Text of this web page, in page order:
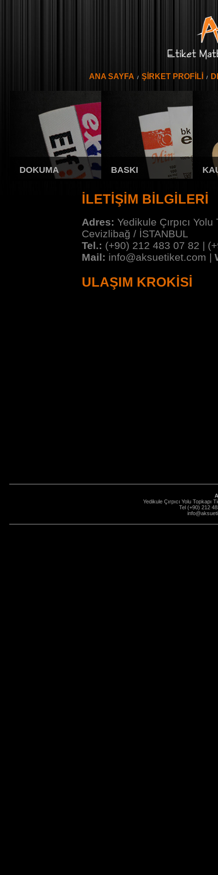
ANA SAYFA / ŞİRKET PROFİLİ /
DOKUMA BASKI
İLETİŞİM BİLGİLERİ
Adres: Yedikule Çırpıcı
Cevizlibağ / İSTANBUL
Tel.: (+90) 212 483 07 82 |
Mail: info@aksuetiket.com |
ULAŞIM KROKİSİ
Yedikule Çırpıcı Yolu
Tel (+90) 212